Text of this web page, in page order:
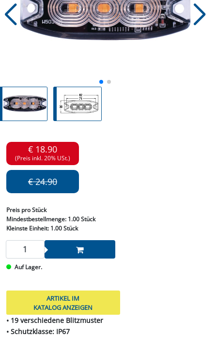
€ 18.90
(Preis inkl. 20% USt.)
€ 24.90
Preis pro Stück
Mindestbestellmenge: 1.00 Stück
Kleinste Einheit:1.00 Stück
Auf Lager.
ARTIKEL IM
KATALOG ANZEIGEN
• 19 verschiedene Blitzmuster
• Schutzklasse: IP67